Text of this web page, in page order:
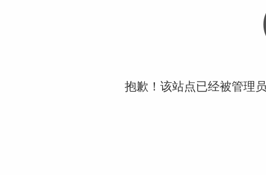
抱歉！该站点已经被管理